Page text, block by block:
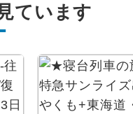
ています